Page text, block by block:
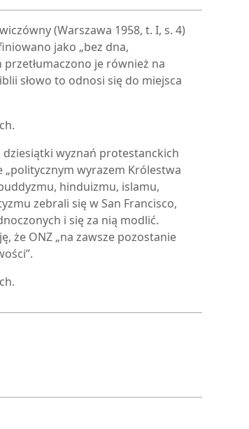
(Warszawa 1958, t. I, s. 4)
jako „bez dna,
przetłumaczono je również na
słowo to odnosi się do miejsca
wyznań protestanckich
„politycznym wyrazem Królestwa
hinduizmu, islamu,
zebrali się w San Francisco,
i się za nią modlić.
że ONZ „na zawsze pozostanie